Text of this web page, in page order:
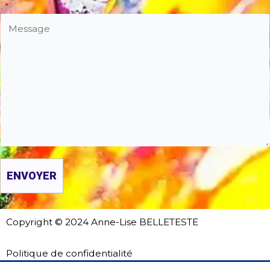
. *
ENVOYER
Copyright © 2024Anne-Lise BELLETESTE
Politique de confidentialité